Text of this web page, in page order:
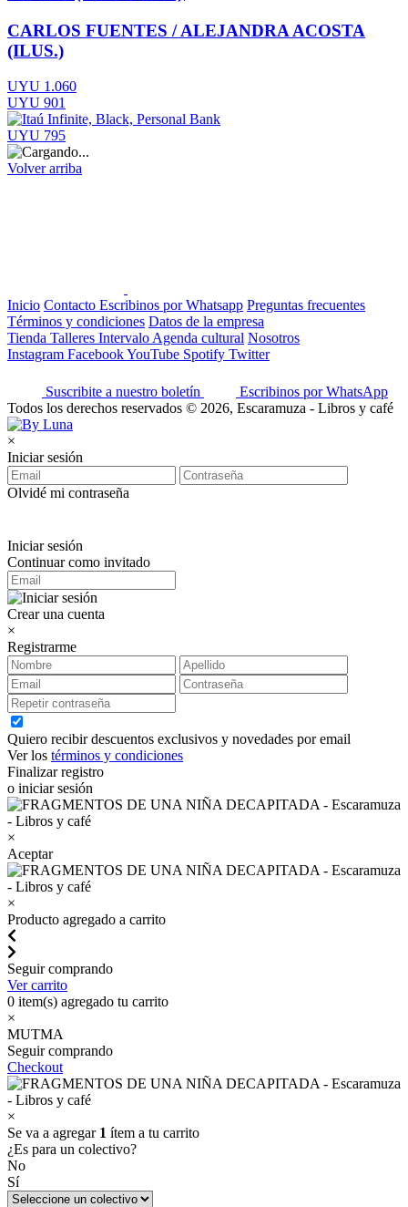
CARLOS FUENTES / ALEJANDRA ACOSTA
(ILUS.)
UYU 1.060
UYU 901
UYU 795
Volver arriba
Inicio Contacto Escribinos por Whatsapp Preguntas frecuentes
Términos y condiciones Datos de la empresa
Tienda Talleres Intervalo Agenda cultural Nosotros
Instagram FacebookYouTube Spotify Twitter
Suscribite a nuestro boletín
Escribinos por WhatsApp
Todos los derechos reservados © 2026, Escaramuza - Libros y café
×
Iniciar sesión
Olvidé mi contraseña
Iniciar sesión
Continuar como invitado
Crear una cuenta
×
Registrarme
Quiero recibir descuentos exclusivos y novedades por email
Ver los términos y condiciones
Finalizar registro
o iniciar sesión
×
Aceptar
×
Producto agregado a carrito
Seguir comprando
Ver carrito
0 item(s) agregado tu carrito
×
MUTMA
Seguir comprando
Checkout
×
Se va a agregar 1 ítem a tu carrito
¿Es para un colectivo?
No
Sí